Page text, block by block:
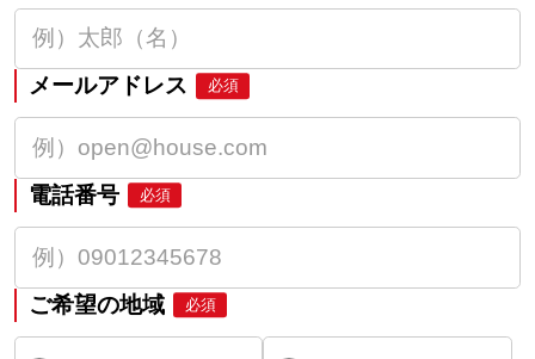
メールアドレス 必須
電話番号 必須
ご希望の地域 必須